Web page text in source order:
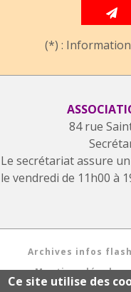
(*) :
84 rue
Le secrétariat assure
le vendredi de 11h00 à
Archives infos flash
Mentions légales
Ce site utilise des